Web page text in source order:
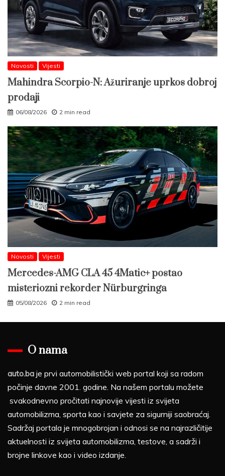
Novosti Vijesti
Mahindra Scorpio-N: Ažuriranje uprkos dobroj
prodaji
06/08/2026 2 min read
Novosti Vijesti
Mercedes-AMG CLA 45 4Matic+ postao
misteriozni rekorder Nürburgringa
05/08/2026 2 min read
O nama
auto.ba je prvi automobilistički web portal koji sa radom
počinje davne 2001. godine. Na našem portalu možete
svakodnevno pročitati najnovije vijesti iz svijeta
automobilizma, sporta kao i savjete za sigurniji saobraćaj.
Sadržaj portala je mnogobrojan i odnosi se na najrazličitije
aktuelnosti iz svijeta automobilizma, testove, a sadrži i
brojne linkove kao i video izdanje.